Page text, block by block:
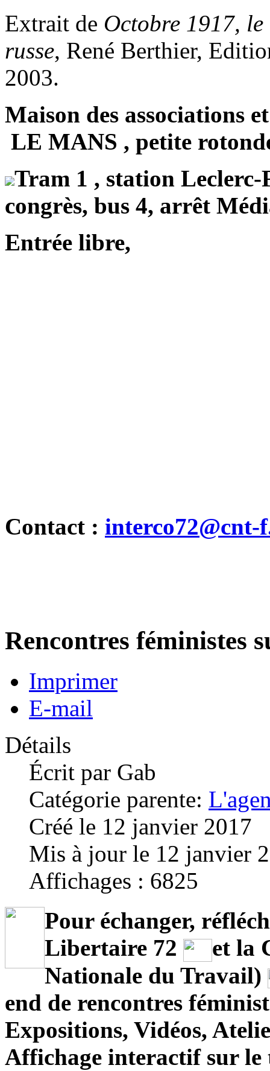
Extrait de Octobre 1917,
russe, René Berthier,
2003.
Maison des associations
LE MANS , petite
Tram 1 , station Leclerc-
congrès, bus 4, arrêt
Entrée libre,
Contact : interco72@cnt-
Rencontres féministes
Imprimer
E-mail
Détails
Écrit par Gab
Catégorie parente:
Créé le 12 janvier 2017
Mis à jour le 12 janvier
Affichages : 6825
Pour échanger,
Libertaire 72
et la
Nationale du Travail)
end de rencontres
Expositions, Vidéos,
Affichage interactif sur le